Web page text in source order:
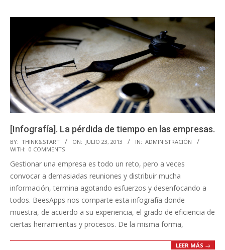
[Infografía]. La pérdida de tiempo en las empresas.
2013-
07-
23
BY: THINK&START ON: JULIO 23, 2013 IN: ADMINISTRACIÓN
WITH: 0 COMMENTS
Gestionar una empresa es todo un reto, pero a veces
convocar a demasiadas reuniones y distribuir mucha
información, termina agotando esfuerzos y desenfocando a
todos. BeesApps nos comparte esta infografía donde
muestra, de acuerdo a su experiencia, el grado de eficiencia de
ciertas herramientas y procesos. De la misma forma,
LEER MÁS →